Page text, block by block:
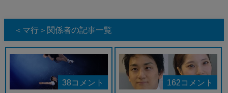
＜マ行＞関係者の記事一覧
38コメント 162コメント